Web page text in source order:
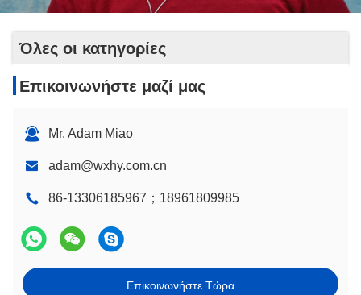
Όλες οι κατηγορίες
Επικοινωνήστε μαζί μας
Mr. Adam Miao
adam@wxhy.com.cn
86-13306185967；18961809985
Επικοινωνήστε Τώρα